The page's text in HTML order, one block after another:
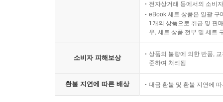
전자상거래 등에서의 소비
eBook 세트 상품은 일괄 구
1개의 상품으로 취급 및 판
우, 세트 상품 전부 및 세트
소비자 피해보상
상품의 불량에 의한 반품,
준하여 처리됨
환불 지연에 따른 배상 대금 환불 및 환불 지연에